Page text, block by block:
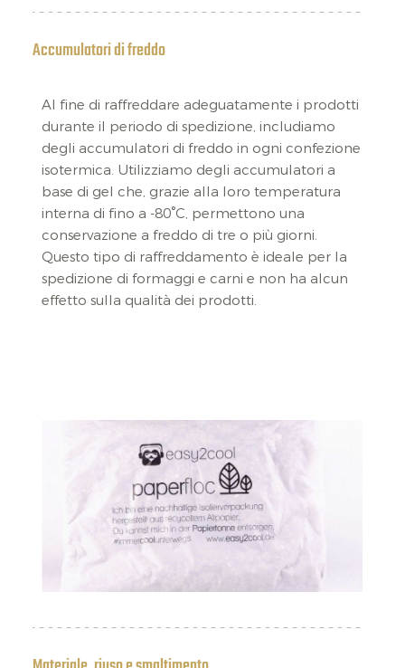
Accumulatori di freddo
Al fine di raffreddare adeguatamente i prodotti
durante il periodo di spedizione, includiamo
degli accumulatori di freddo in ogni confezione
isotermica. Utilizziamo degli accumulatori a
base di gel che, grazie alla loro temperatura
interna di fino a -80°C, permettono una
conservazione a freddo di tre o più giorni.
Questo tipo di raffreddamento è ideale per la
spedizione di formaggi e carni e non ha alcun
effetto sulla qualità dei prodotti.